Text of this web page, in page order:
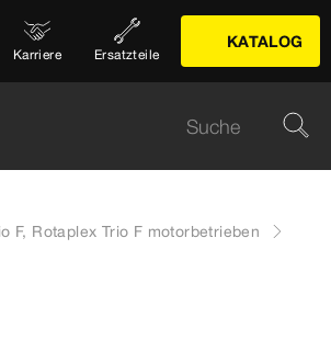
Karriere Ersatzteile
KATALOG
F, Rotaplex Trio F motorbetrieben